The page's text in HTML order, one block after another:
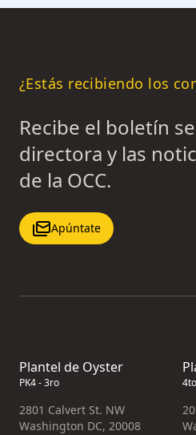
¿Estás recibiendo los
Recibe el boletín
directora y las
de la OCC.
Apúntate
Plantel de Oyster
PK4 - 3ro
2801 Calvert St. NW
Washington DC, 20008